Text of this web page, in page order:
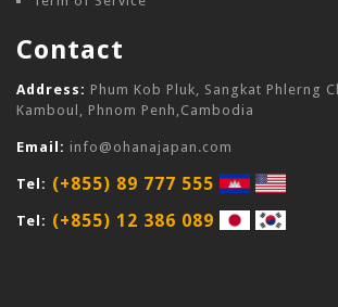
Contact
Address: Phum Kob Pluk, Sangkat Phlerng
Kamboul, Phnom Penh,Cambodia
Email: info@ohanajapan.com
Tel: (+855) 89 777 555
Tel: (+855) 12 386 089